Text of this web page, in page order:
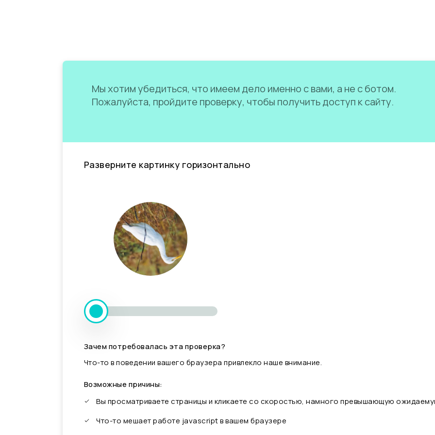
Мы хотим убедиться, что имеем дело именно с вами, а не с ботом.
Пожалуйста, пройдите проверку, чтобы получить доступ к сайту.
Разверните картинку горизонтально
Зачем потребовалась эта проверка?
Что-то в поведении вашего браузера привлекло наше внимание.
Возможные причины:
Вы просматриваете страницы и кликаете со скоростью, намного превышающую
Что-то мешает работе javascript в вашем браузере